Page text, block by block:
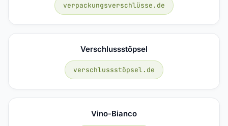
verpackungsverschlüsse.de
Verschlussstöpsel
verschlussstöpsel.de
Vino-Bianco